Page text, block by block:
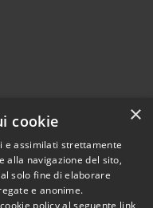
© 2026 • Comune di
×
cookie
e assimilati strettamente
alla navigazione del sito,
solo fine di elaborare
e anonime.
policy al seguente link